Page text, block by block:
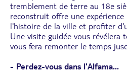
tremblement de terre au 18e
reconstruit offre une
l'histoire de la ville et profiter
Une visite guidée vous révélera
vous fera remonter le temps
- Perdez-vous dans l'Alfama...